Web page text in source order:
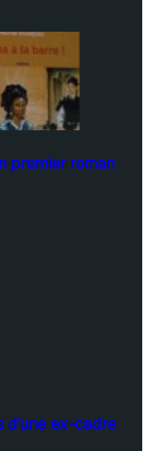
premier roman
d’une ex-cadre